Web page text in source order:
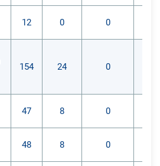
12 0 0
154 24 0
47 8 0
48 8 0